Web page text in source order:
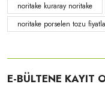
noritake kuraray noritake
noritake porselen tozu
E-BÜLTENE KAYIT